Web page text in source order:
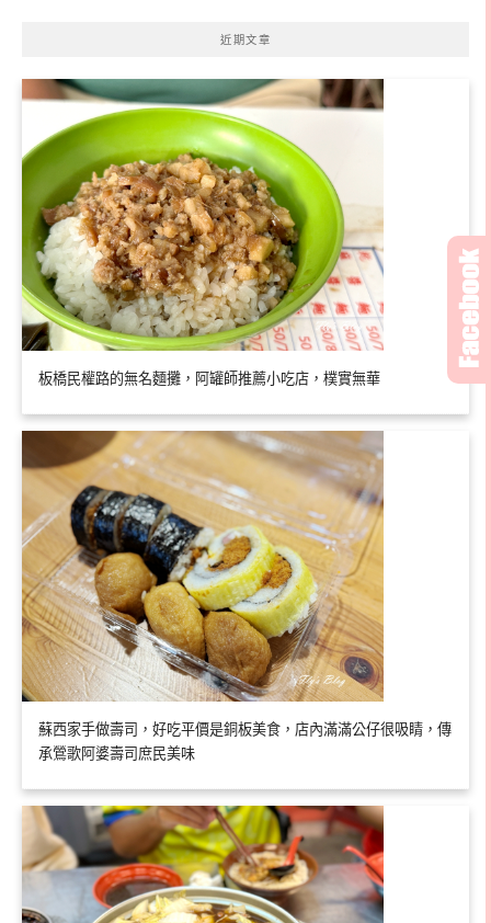
近期文章
板橋民權路的無名麵攤，阿罐師推薦小吃店，樸實無華
蘇西家手做壽司，好吃平價是銅板美食，店內滿滿公仔很吸睛，傳
承鶯歌阿婆壽司庶民美味